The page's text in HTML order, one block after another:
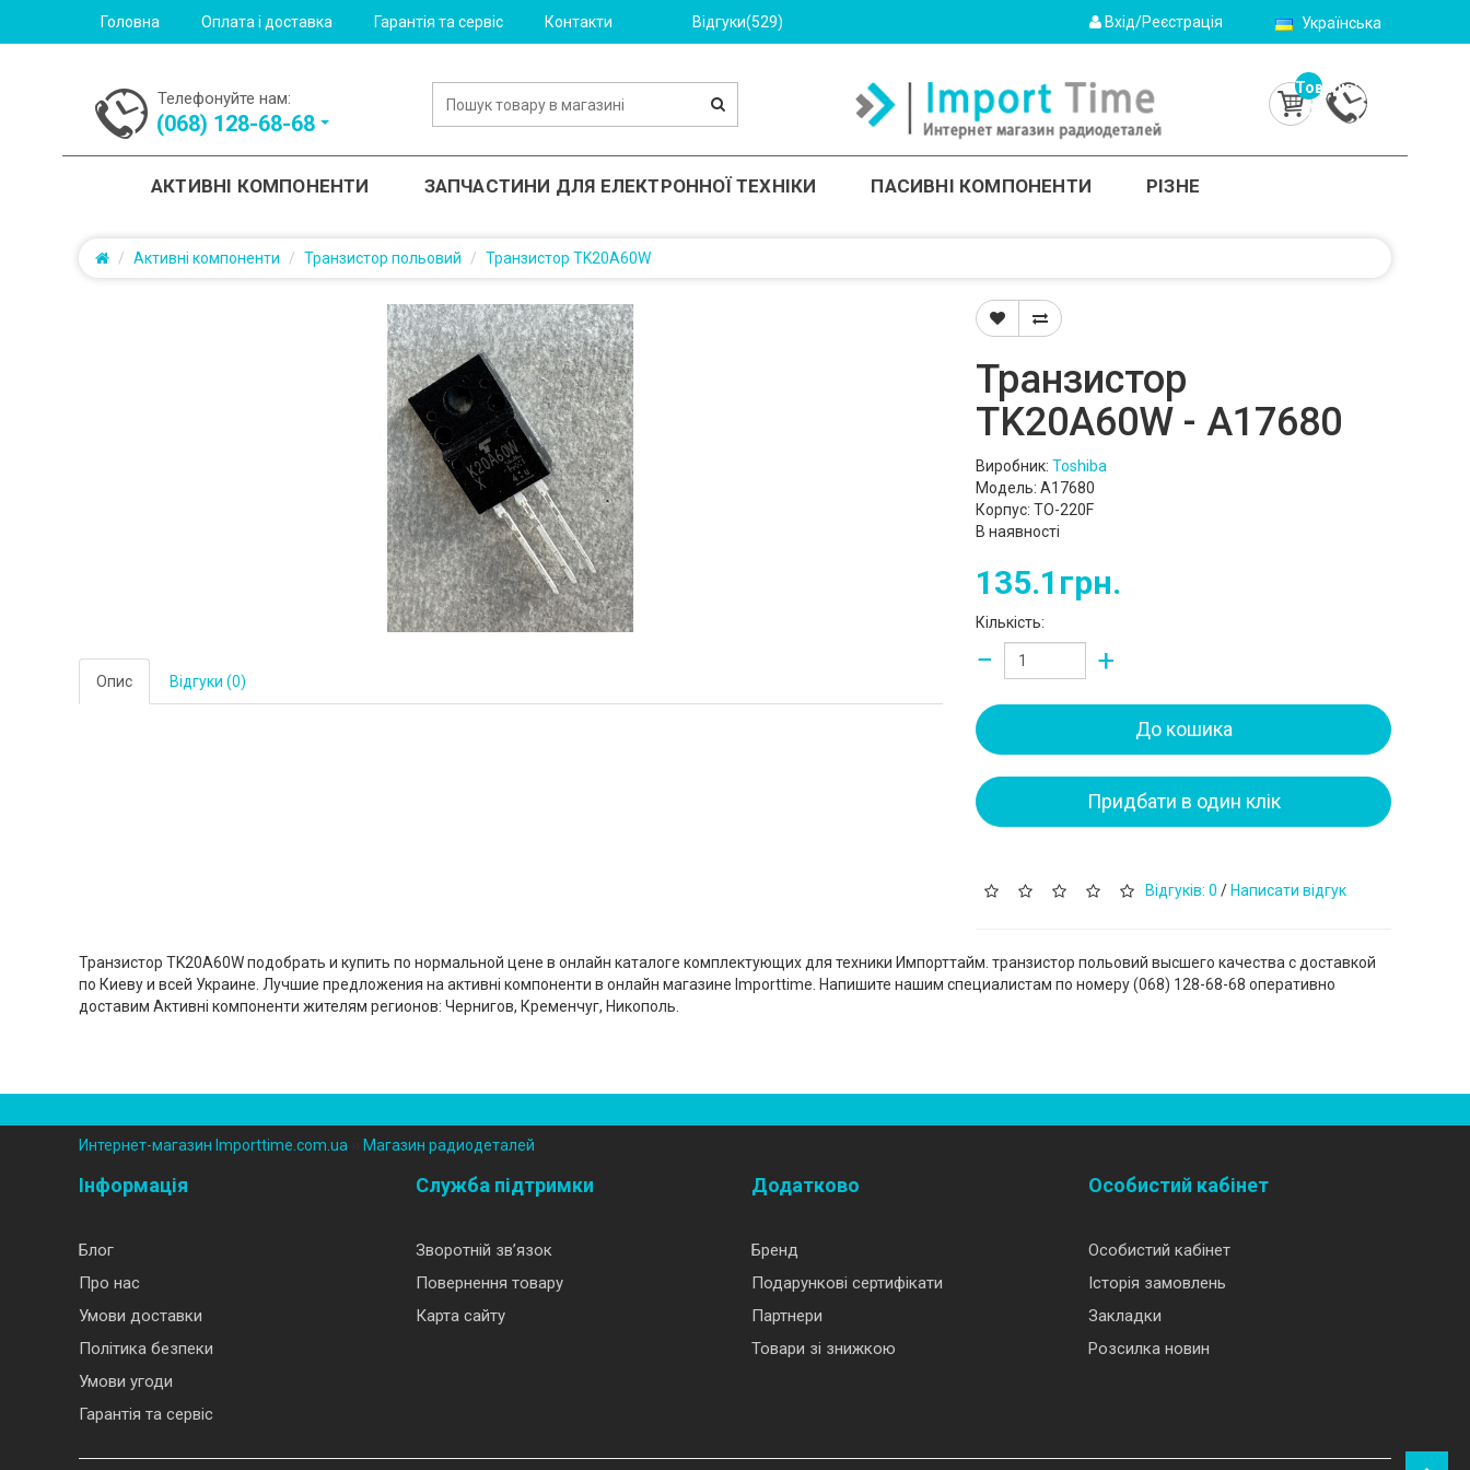
Головна Оплата і доставка Гарантія та сервіс Контакти Відгуки(529) Українська
Вхід/Реєстрація
Телефонуйте нам:
(‎068) 128-68-68
Товарів:
0
(0.0грн.)
АКТИВНІ КОМПОНЕНТИ ЗАПЧАСТИНИ ДЛЯ ЕЛЕКТРОННОЇ ТЕХНІКИ ПАСИВНІ КОМПОНЕНТИ РІЗНЕ
Активні компоненти Транзистор польовий Транзистор TK20A60W
Опис Відгуки (0)
Транзистор
TK20A60W - A17680
Виробник: Toshiba
Модель: A17680
Корпус: TO-220F
В наявності
135.1грн.
Кількість:
− +
До кошика
Придбати в один клік
Відгуків: 0 / Написати відгук
Транзистор TK20A60W подобрать и купить по нормальной цене в онлайн каталоге комплектующих для техники Импорттайм. транзистор польовий высшего качества с доставкой
по Киеву и всей Украине. Лучшие предложения на активні компоненти в онлайн магазине Importtime. Напишите нашим специалистам по номеру (‎068) 128-68-68 оперативно
доставим Активні компоненти жителям регионов: Чернигов, Кременчуг, Никополь.
Интернет-магазин Importtime.com.ua Магазин радиодеталей
Інформація
Блог
Про нас
Умови доставки
Політика безпеки
Умови угоди
Гарантія та сервіс
Служба підтримки
Зворотній зв’язок
Повернення товару
Карта сайту
Додатково
Бренд
Подарункові сертифікати
Партнери
Товари зі знижкою
Особистий кабінет
Особистий кабінет
Історія замовлень
Закладки
Розсилка новин